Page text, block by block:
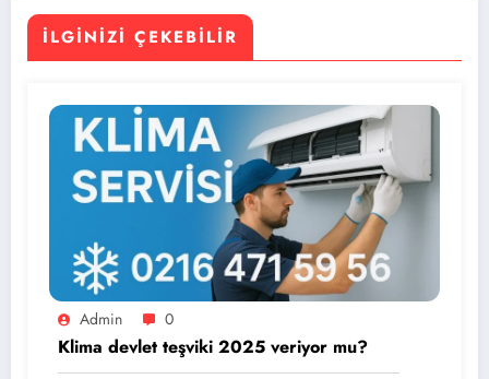
İLGINIZI ÇEKEBILIR
Admin 0
Klima devlet teşviki 2025 veriyor mu?